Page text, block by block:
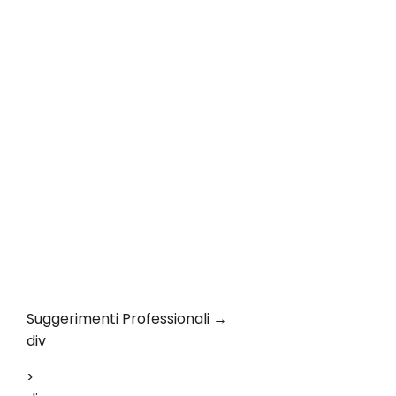
Suggerimenti Professionali →
div
>